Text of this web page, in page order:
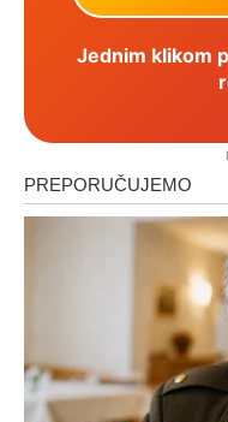
Jednim klikom